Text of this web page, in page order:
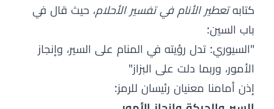
كتابهتعطير الأنام في تفسير الأحلام، حيث قال في
باب السين:
"السيوري: تدل رؤيته في المنام على السير، وإنجاز
الأمور، وربما دلت على البزاز"
إذن أمامنا معنيان رئيسان للرمز: